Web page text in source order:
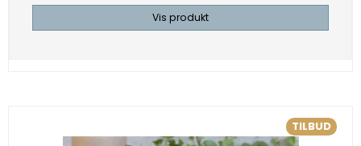
Vis produkt
TILBUD